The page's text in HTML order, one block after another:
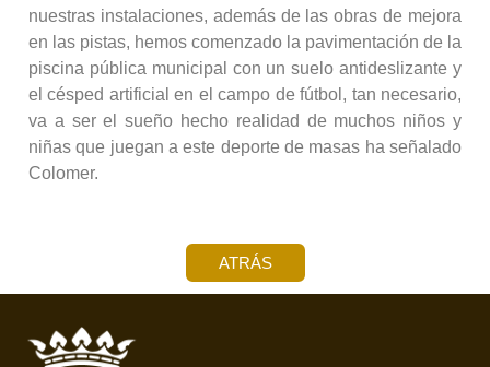
nuestras instalaciones, además de las obras de mejora
en las pistas, hemos comenzado la pavimentación de la
piscina pública municipal con un suelo antideslizante y
el césped artificial en el campo de fútbol, tan necesario,
va a ser el sueño hecho realidad de muchos niños y
niñas que juegan a este deporte de masas ha señalado
Colomer.
ATRÁS